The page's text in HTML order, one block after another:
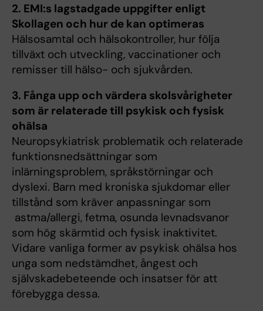
2. EMI:s lagstadgade uppgifter enligt
Skollagen och hur de kan optimeras
Hälsosamtal och hälsokontroller, hur följa
tillväxt och utveckling, vaccinationer och
remisser till hälso- och sjukvården.
3. Fånga upp och värdera skolsvårigheter
som är relaterade till psykisk och fysisk
ohälsa
Neuropsykiatrisk problematik och relaterade
funktionsnedsättningar som
inlärningsproblem, språkstörningar och
dyslexi. Barn med kroniska sjukdomar eller
tillstånd som kräver anpassningar som
astma/allergi, fetma, osunda levnadsvanor
som hög skärmtid och fysisk inaktivitet.
Vidare vanliga former av psykisk ohälsa hos
unga som nedstämdhet, ångest och
självskadebeteende och insatser för att
förebygga dessa.